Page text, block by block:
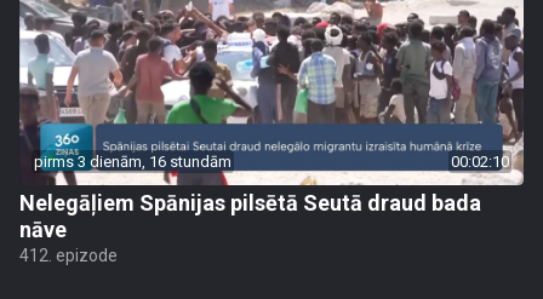
pirms 3 dienām, 16 stundām 00:02:10
Nelegāļiem Spānijas pilsētā Seutā draud bada
nāve
412. epizode